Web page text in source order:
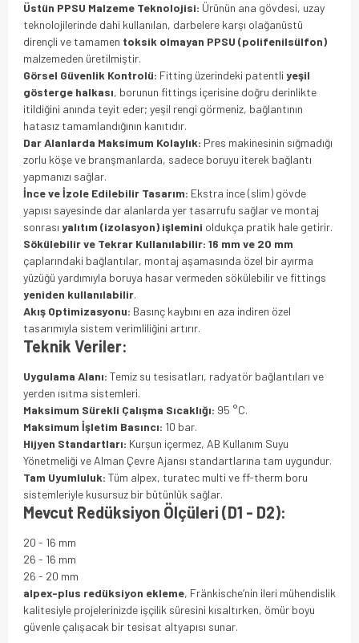
Üstün PPSU Malzeme Teknolojisi: Ürünün ana gövdesi, uzay
teknolojilerinde dahi kullanılan, darbelere karşı olağanüstü
dirençli ve tamamen toksik olmayan PPSU (polifenilsülfon)
malzemeden üretilmiştir.
Görsel Güvenlik Kontrolü: Fitting üzerindeki patentli yeşil
gösterge halkası, borunun fittings içerisine doğru derinlikte
itildiğini anında teyit eder; yeşil rengi görmeniz, bağlantının
hatasız tamamlandığının kanıtıdır.
Dar Alanlarda Maksimum Kolaylık: Pres makinesinin sığmadığı
zorlu köşe ve branşmanlarda, sadece boruyu iterek bağlantı
yapmanızı sağlar.
İnce ve İzole Edilebilir Tasarım: Ekstra ince (slim) gövde
yapısı sayesinde dar alanlarda yer tasarrufu sağlar ve montaj
sonrası yalıtım (izolasyon) işlemini oldukça pratik hale getirir.
Sökülebilir ve Tekrar Kullanılabilir: 16 mm ve 20 mm
çaplarındaki bağlantılar, montaj aşamasında özel bir ayırma
yüzüğü yardımıyla boruya hasar vermeden sökülebilir ve fittings
yeniden kullanılabilir.
Akış Optimizasyonu: Basınç kaybını en aza indiren özel
tasarımıyla sistem verimliliğini artırır.
Teknik Veriler:
Uygulama Alanı: Temiz su tesisatları, radyatör bağlantıları ve
yerden ısıtma sistemleri.
Maksimum Sürekli Çalışma Sıcaklığı: 95 °C.
Maksimum İşletim Basıncı: 10 bar.
Hijyen Standartları: Kurşun içermez, AB Kullanım Suyu
Yönetmeliği ve Alman Çevre Ajansı standartlarına tam uygundur.
Tam Uyumluluk: Tüm alpex, turatec multi ve ff-therm boru
sistemleriyle kusursuz bir bütünlük sağlar.
Mevcut Redüksiyon Ölçüleri (D1 - D2):
20 - 16 mm
26 - 16 mm
26 - 20 mm
alpex-plus redüksiyon ekleme, Fränkische’nin ileri mühendislik
kalitesiyle projelerinizde işçilik süresini kısaltırken, ömür boyu
güvenle çalışacak bir tesisat altyapısı sunar.